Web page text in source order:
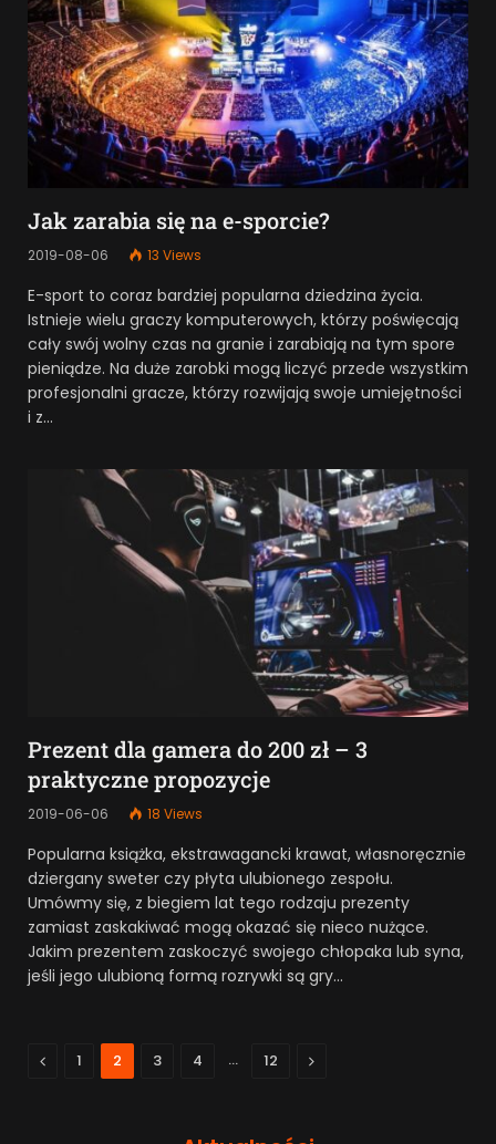
Jak zarabia się na e-sporcie?
2019-08-06 13 Views
E-sport to coraz bardziej popularna dziedzina życia.
Istnieje wielu graczy komputerowych, którzy poświęcają
cały swój wolny czas na granie i zarabiają na tym spore
pieniądze. Na duże zarobki mogą liczyć przede wszystkim
profesjonalni gracze, którzy rozwijają swoje umiejętności
i z…
Prezent dla gamera do 200 zł – 3
praktyczne propozycje
2019-06-06 18 Views
Popularna książka, ekstrawagancki krawat, własnoręcznie
dziergany sweter czy płyta ulubionego zespołu.
Umówmy się, z biegiem lat tego rodzaju prezenty
zamiast zaskakiwać mogą okazać się nieco nużące.
Jakim prezentem zaskoczyć swojego chłopaka lub syna,
jeśli jego ulubioną formą rozrywki są gry…
Previous
1 2 3 4 … 12 Next